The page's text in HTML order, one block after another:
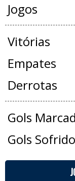
Jogos
Vitórias
Empates
Derrotas
Gols
Gols